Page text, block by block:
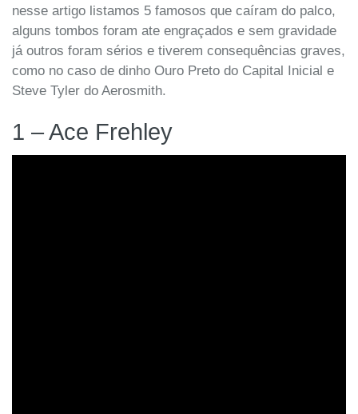
nesse artigo listamos 5 famosos que caíram do palco,
alguns tombos foram ate engraçados e sem gravidade
já outros foram sérios e tiverem consequências graves,
como no caso de dinho Ouro Preto do Capital Inicial e
Steve Tyler do Aerosmith.
1 – Ace Frehley